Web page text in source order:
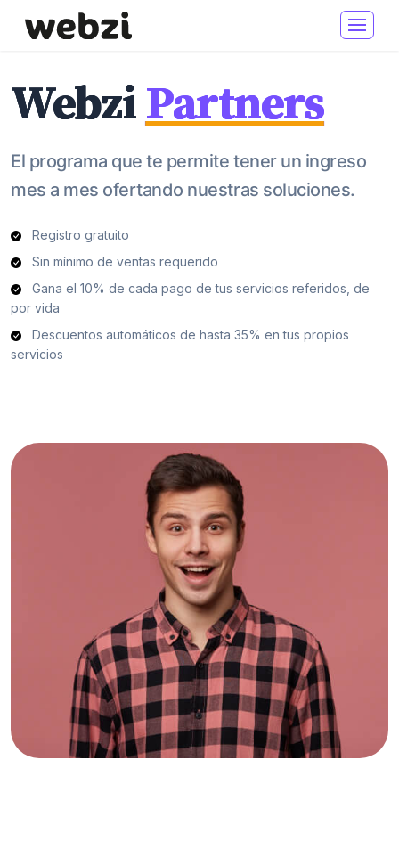
WebziPartners
El programa que te permite tener un ingreso
mes a mes ofertando nuestras soluciones.
Registro gratuito
Sin mínimo de ventas requerido
Gana el 10% de cada pago de tus servicios referidos, de
por vida
Descuentos automáticos de hasta 35% en tus propios
servicios